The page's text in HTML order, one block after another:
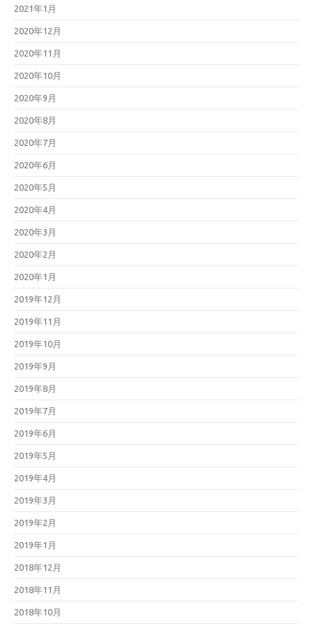
2021年1月
2020年12月
2020年11月
2020年10月
2020年9月
2020年8月
2020年7月
2020年6月
2020年5月
2020年4月
2020年3月
2020年2月
2020年1月
2019年12月
2019年11月
2019年10月
2019年9月
2019年8月
2019年7月
2019年6月
2019年5月
2019年4月
2019年3月
2019年2月
2019年1月
2018年12月
2018年11月
2018年10月